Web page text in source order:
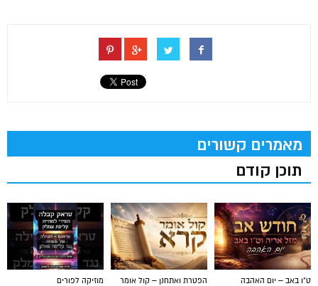
מאמרים קשורים
תוכן קודם
מוזיקה לפורים
הפטרת ואתחנן – קול אומר
ט"ו באב – יום האהבה